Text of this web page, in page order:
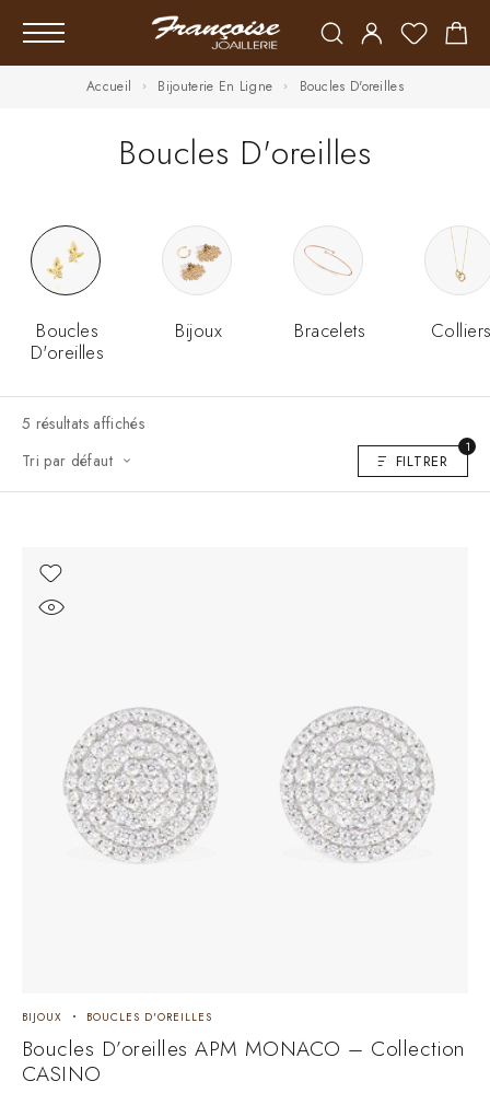
Accueil Bijouterie En Ligne Boucles D'oreilles
Boucles D'oreilles
Boucles
D'oreilles
Bijoux Bracelets
5 résultats affichés
Tri par défaut
FILTRER
1
BIJOUX BOUCLES D'OREILLES
Boucles D’oreilles APM MONACO – Collection
CASINO